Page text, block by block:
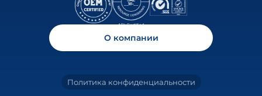
О компании
Политика конфиденциальности